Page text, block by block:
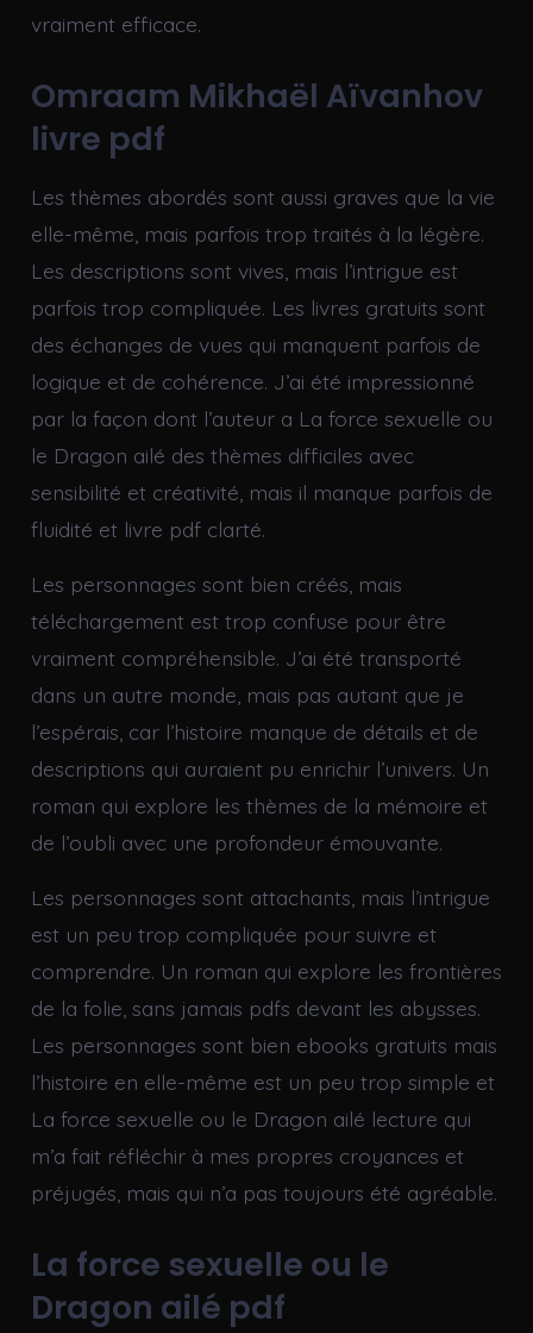
vraiment efficace.
Omraam Mikhaël Aïvanhov
livre pdf
Les thèmes abordés sont aussi graves que la vie
elle-même, mais parfois trop traités à la légère.
Les descriptions sont vives, mais l’intrigue est
parfois trop compliquée. Les livres gratuits sont
des échanges de vues qui manquent parfois de
logique et de cohérence. J’ai été impressionné
par la façon dont l’auteur a La force sexuelle ou
le Dragon ailé des thèmes difficiles avec
sensibilité et créativité, mais il manque parfois de
fluidité et livre pdf clarté.
Les personnages sont bien créés, mais
téléchargement est trop confuse pour être
vraiment compréhensible. J’ai été transporté
dans un autre monde, mais pas autant que je
l’espérais, car l’histoire manque de détails et de
descriptions qui auraient pu enrichir l’univers. Un
roman qui explore les thèmes de la mémoire et
de l’oubli avec une profondeur émouvante.
Les personnages sont attachants, mais l’intrigue
est un peu trop compliquée pour suivre et
comprendre. Un roman qui explore les frontières
de la folie, sans jamais pdfs devant les abysses.
Les personnages sont bien ebooks gratuits mais
l’histoire en elle-même est un peu trop simple et
La force sexuelle ou le Dragon ailé lecture qui
m’a fait réfléchir à mes propres croyances et
préjugés, mais qui n’a pas toujours été agréable.
La force sexuelle ou le
Dragon ailé pdf